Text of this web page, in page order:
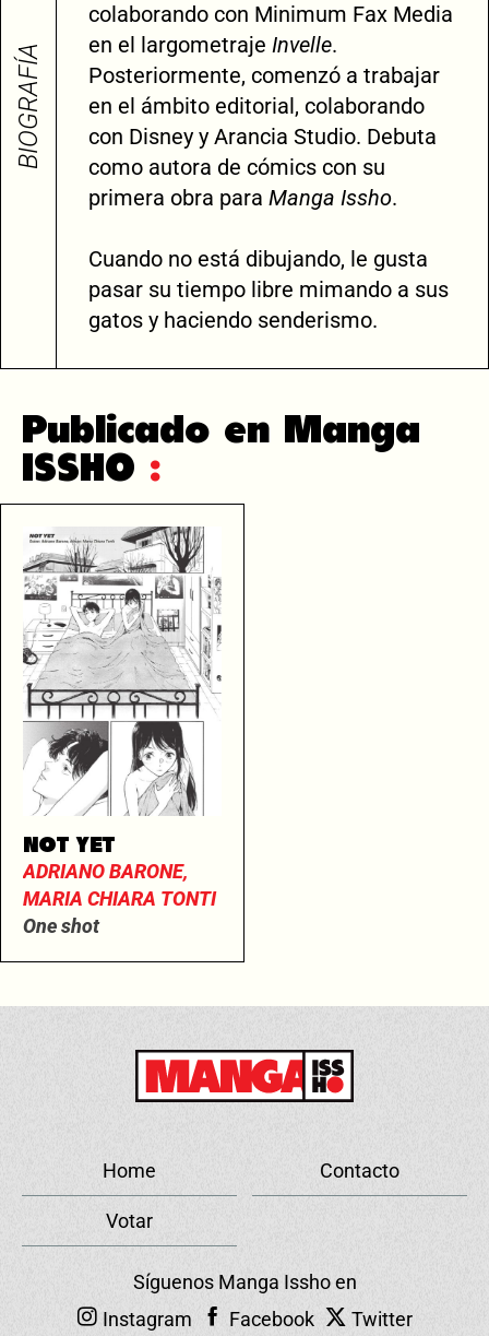
BIOGRAFÍA
colaborando con Minimum Fax Media
en el largometraje Invelle.
Posteriormente, comenzó a trabajar
en el ámbito editorial, colaborando
con Disney y Arancia Studio. Debuta
como autora de cómics con su
primera obra para Manga Issho.
Cuando no está dibujando, le gusta
pasar su tiempo libre mimando a sus
gatos y haciendo senderismo.
Publicado en Manga
ISSHO :
NOT YET
ADRIANO BARONE,
MARIA CHIARA TONTI
One shot
Home Contacto
Votar
Síguenos Manga Issho en
Instagram
Facebook Twitter